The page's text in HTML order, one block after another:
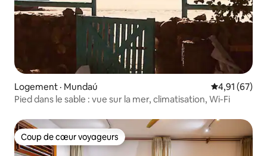
Logement · Mundaú Note
4,91 (67)
Pied dans le sable : vue sur la mer, climatisation, Wi-Fi
Coup de cœur voyageurs
Coup de cœur voyageurs